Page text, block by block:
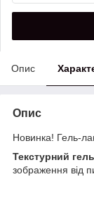
Опис
Опис
Новинка! Гель-
Текстурний гель
зображення від